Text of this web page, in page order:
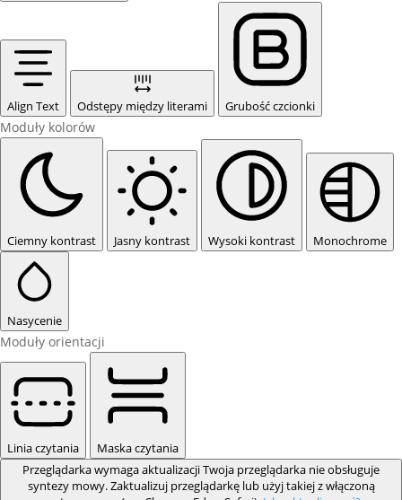
Align Text Odstępy między literami Grubość czcionki
Moduły kolorów
Ciemny kontrast Jasny kontrast Wysoki kontrast Monochrome
Nasycenie
Moduły orientacji
Linia czytania
Maska czytania
Przeglądarka wymaga aktualizacjiTwoja przeglądarka nie obsługuje
syntezy mowy. Zaktualizuj przeglądarkę lub użyj takiej z włączoną